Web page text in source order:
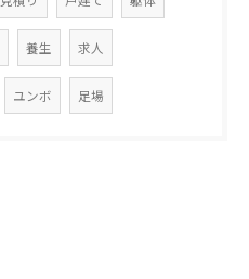
養生 求人
ユンボ 足場